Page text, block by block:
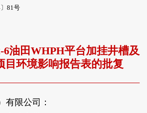
81号
6油田WHPH平台加挂井槽及
目环境影响报告表的批复
有限公司：